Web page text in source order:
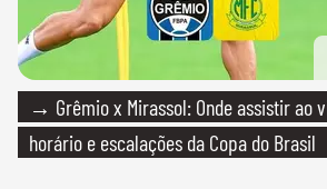
→ Grêmio x Mirassol: Onde assistir ao
horário e escalações da Copa do Brasil